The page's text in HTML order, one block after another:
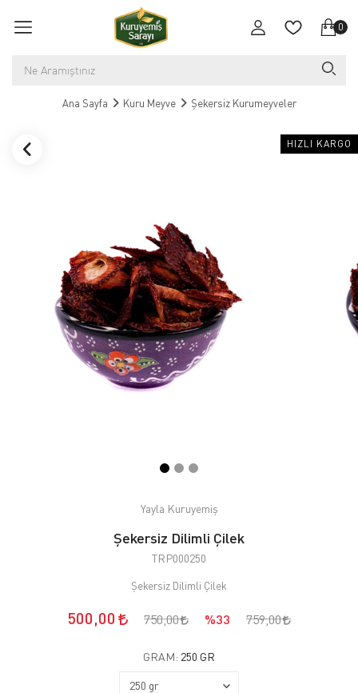
0
Ana Sayfa Kuru Meyve Şekersiz Kurumeyveler
HIZLI KARGO
Yayla Kuruyemiş
Şekersiz Dilimli Çilek
TRP000250
Şekersiz Dilimli Çilek
500,00 750,00 %33 759,00
GRAM: 250 GR